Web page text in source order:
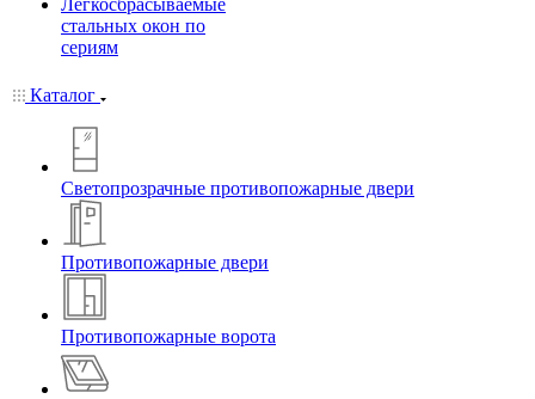
Легкосбрасываемые
стальных окон по
сериям
Каталог
Светопрозрачные противопожарные двери
Противопожарные двери
Противопожарные ворота